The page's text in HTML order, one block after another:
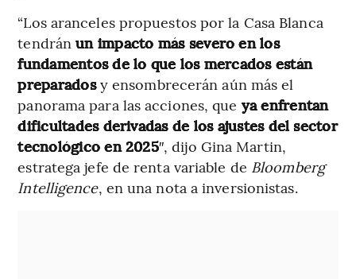
“Los aranceles propuestos por la Casa Blanca
tendránun impacto más severo en los
fundamentos de lo que los mercados están
preparadosy ensombrecerán aún más el
panorama para las acciones, que ya enfrentan
dificultades derivadas de los ajustes del sector
tecnológico en 2025″, dijo Gina Martin,
estratega jefe de renta variable de Bloomberg
Intelligence, en una nota a inversionistas.